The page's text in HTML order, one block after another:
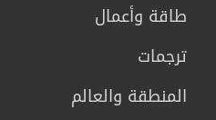
طاقة وأعمال
ترجمات
المنطقة والعالم